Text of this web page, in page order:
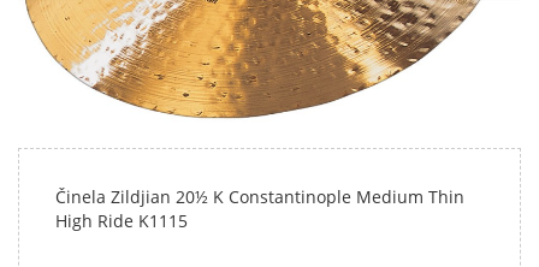
Činela Zildjian 20½ K Constantinople Medium Thin
High Ride K1115